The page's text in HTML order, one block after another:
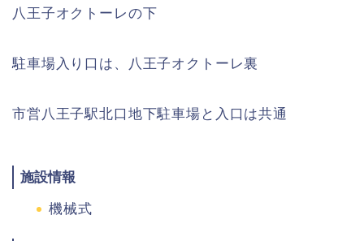
八王子オクトーレの下
駐車場入り口は、八王子オクトーレ裏
市営八王子駅北口地下駐車場と入口は共通
施設情報
機械式